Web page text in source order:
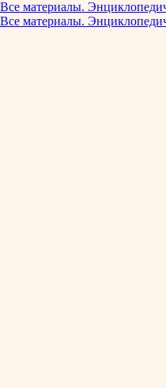
Все материалы.
Все материалы.